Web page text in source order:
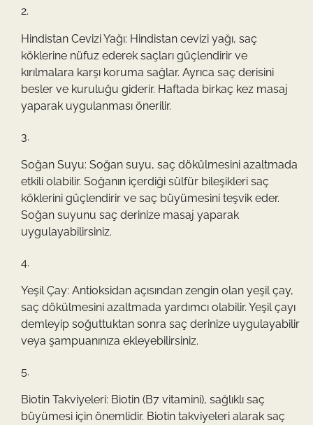
Hindistan Cevizi Yağı: Hindistan cevizi yağı, saç
köklerine nüfuz ederek saçları güçlendirir ve
kırılmalara karşı koruma sağlar. Ayrıca saç derisini
besler ve kuruluğu giderir. Haftada birkaç kez masaj
yaparak uygulanması önerilir.
Soğan Suyu: Soğan suyu, saç dökülmesini azaltmada
etkili olabilir. Soğanın içerdiği sülfür bileşikleri saç
köklerini güçlendirir ve saç büyümesini teşvik eder.
Soğan suyunu saç derinize masaj yaparak
uygulayabilirsiniz.
Yeşil Çay: Antioksidan açısından zengin olan yeşil çay,
saç dökülmesini azaltmada yardımcı olabilir. Yeşil çayı
demleyip soğuttuktan sonra saç derinize uygulayabilir
veya şampuanınıza ekleyebilirsiniz.
Biotin Takviyeleri: Biotin (B7 vitamini), sağlıklı saç
büyümesi için önemlidir. Biotin takviyeleri alarak saç